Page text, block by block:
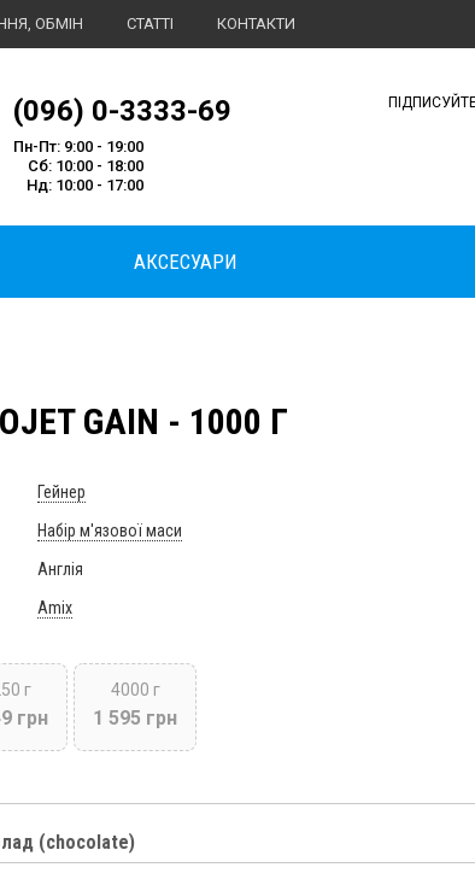
ОБМІН СТАТТІ КОНТАКТИ
харчування
(096) 0-3333-69
Пн-Пт: 9:00 - 19:00
Сб: 10:00 - 18:00
Нд: 10:00 - 17:00
АКСЕСУАРИ
GAIN - 1000 Г
Гейнер
Набір м'язової маси
Англія
Amix
г
грн
4000 г
1 595 грн
(chocolate)